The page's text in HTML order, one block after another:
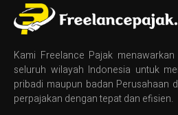
Kami Freelance Pajak
seluruh wilayah Indonesia untuk
pribadi maupun badan Perusahaan
perpajakan dengan tepat dan efisien.